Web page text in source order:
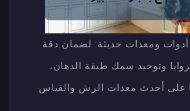
ومعدات حديثة: لضمان دقة
وتوحيد سمك طبقة الدهان،
على أحدث معدات الرش والقياس